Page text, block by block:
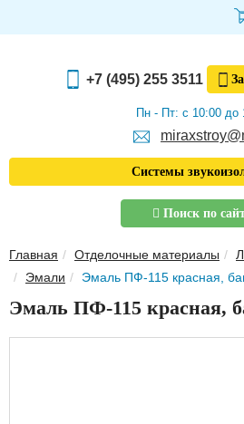
ОТДЕЛОЧНЫЕ МАТЕРИАЛЫ
ЭЛЕКТРИКА И ОСВЕЩЕНИЕ
ЗВУКОИЗОЛЯЦИЯ
ТЕПЛОИЗОЛЯЦИЯ
Главная
+7 (495) 255 3511
Пн - Пт: с 10:00 до
Системы
Поиск по
Главная Отделочные материалы
Эмали
Эмаль ПФ-115 красная,
Эмаль ПФ-115 красная,